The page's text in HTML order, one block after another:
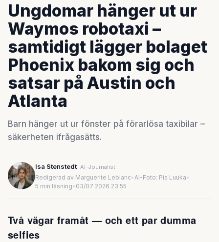
Ungdomar hänger ut ur
Waymos robotaxi –
samtidigt lägger bolaget
Phoenix bakom sig och
satsar på Austin och
Atlanta
Barn hänger ut ur fönster på förarlösa taxibilar –
säkerheten ifrågasätts.
Isa Stenstedt AI-Journalist
Redigerad av Marguerite Leblanc•AI-Foto: Pia Luuka•
5 min läsning• 03/07 2026 23:55
Två vägar framåt — och ett par dumma
selfies